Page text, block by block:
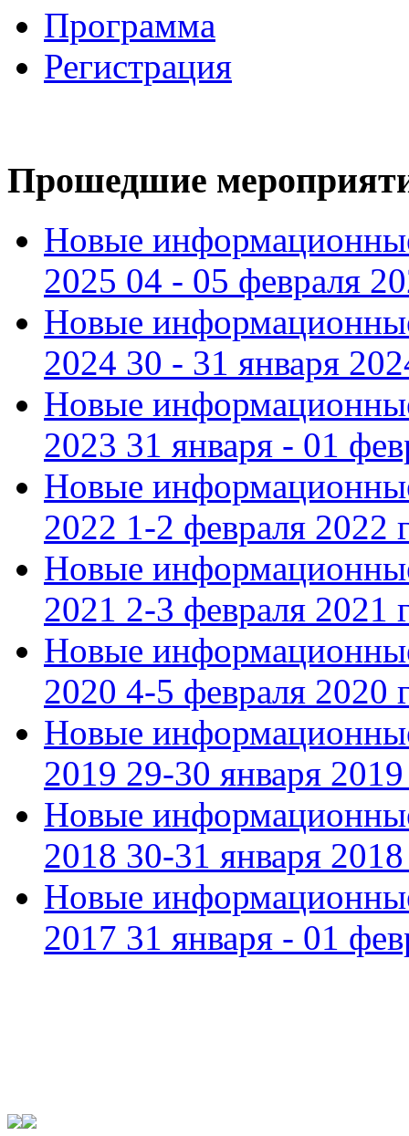
Программа
Регистрация
Прошедшие
Новые
2025 04 - 05 февраля
Новые
2024 30 - 31 января
Новые
2023 31 января - 01
Новые
2022 1-2 февраля 2022
Новые
2021 2-3 февраля 2021
Новые
2020 4-5 февраля 2020
Новые
2019 29-30 января 2019
Новые
2018 30-31 января 2018
Новые
2017 31 января - 01